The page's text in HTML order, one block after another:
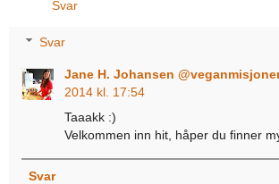
Svar
Svar
Jane H. Johansen
2014 kl. 17:54
Taaakk :)
Velkommen inn hit, håper du finner
Svar